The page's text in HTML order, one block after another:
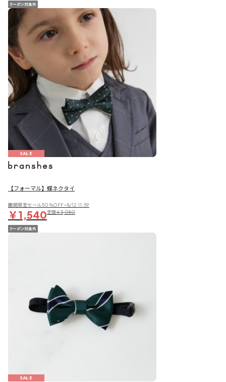
SALE
【フォーマル】蝶ネクタイ
期間限定セール50％OFF~8/12 11:59
￥1,540定価￥3,080
SALE